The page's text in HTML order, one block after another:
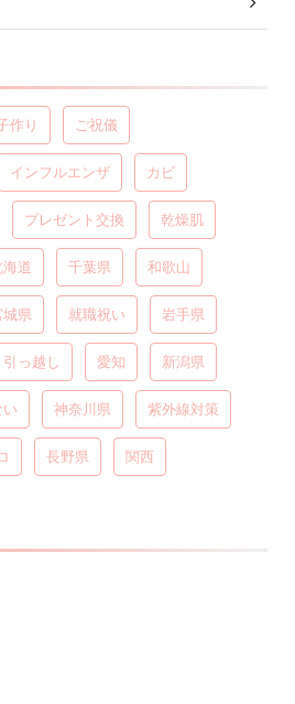
作り ご祝儀
インフルエンザ カビ
プレゼント交換 乾燥肌
海道 千葉県 和歌山
城県 就職祝い 岩手県
引っ越し 愛知 新潟県
神奈川県 紫外線対策
長野県 関西